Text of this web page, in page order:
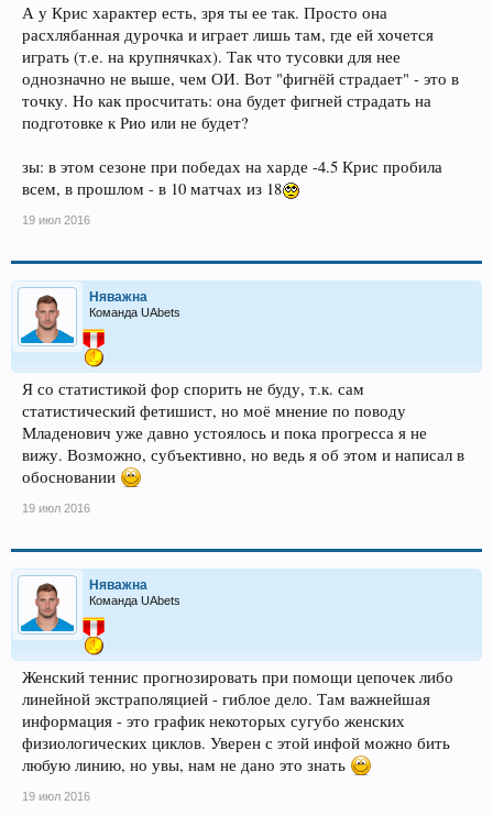
А у Крис характер есть, зря ты ее так. Просто она
расхлябанная дурочка и играет лишь там, где ей хочется
играть (т.е. на крупнячках). Так что тусовки для нее
однозначно не выше, чем ОИ. Вот "фигнёй страдает" - это в
точку. Но как просчитать: она будет фигней страдать на
подготовке к Рио или не будет?
зы: в этом сезоне при победах на харде -4.5 Крис пробила
всем, в прошлом - в 10 матчах из 18
19 июл 2016
Няважна
Команда UAbets
Я со статистикой фор спорить не буду, т.к. сам
статистический фетишист, но моё мнение по поводу
Младенович уже давно устоялось и пока прогресса я не
вижу. Возможно, субъективно, но ведь я об этом и написал в
обосновании
19 июл 2016
Няважна
Команда UAbets
Женский теннис прогнозировать при помощи цепочек либо
линейной экстраполяцией - гиблое дело. Там важнейшая
информация - это график некоторых сугубо женских
физиологических циклов. Уверен с этой инфой можно бить
любую линию, но увы, нам не дано это знать
19 июл 2016